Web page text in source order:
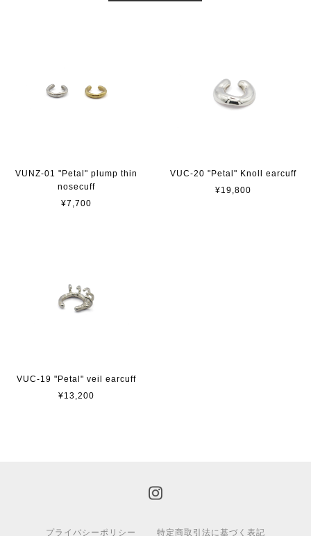
VUNZ-01 "Petal" plump thin
nosecuff
¥7,700
VUC-20 "Petal" Knoll earcuff
¥19,800
VUC-19 "Petal" veil earcuff
¥13,200
プライバシーポリシー 特定商取引法に基づく表記